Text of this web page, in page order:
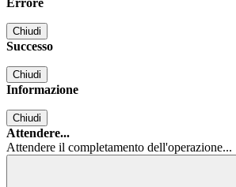
Errore
Chiudi
Successo
Chiudi
Informazione
Chiudi
Attendere...
Attendere il completamento dell'operazione...